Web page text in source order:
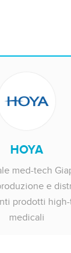
HOYA
med-tech
e
prodotti
medicali